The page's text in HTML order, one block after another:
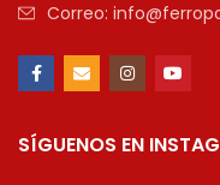
Correo:
SÍGUENOS EN